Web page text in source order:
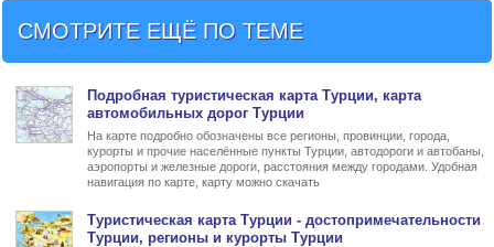
СМОТРИТЕ ЕЩЁ ПО ТЕМЕ
Подробная туристическая карта Турции, карта
автомобильных дорог Турции
На карте подробно обозначены все регионы, провинции, города,
курорты и прочие населённые пункты Турции, автодороги и автобаны,
аэропорты и железные дороги, расстояния между городами. Удобная
навигация по карте, карту можно скачать
Туристическая карта Турции - достопримечательности
Турции, регионы и курорты Турции